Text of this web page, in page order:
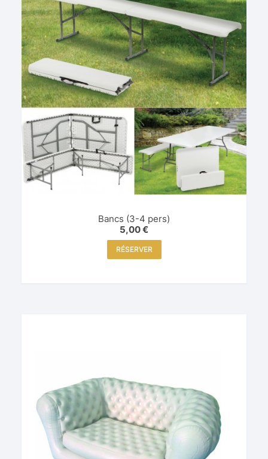
Bancs (3-4 pers)
5,00€
RÉSERVER